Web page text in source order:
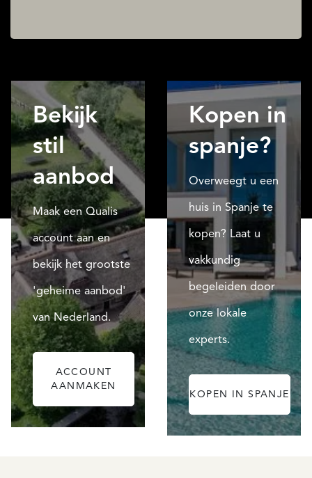
Bekijk
stil
aanbod
Maak een Qualis
account aan en
bekijk het grootste
'geheime aanbod'
van Nederland.
ACCOUNT
AANMAKEN
Kopen in
spanje?
Overweegt u een
huis in Spanje te
kopen? Laat u
vakkundig
begeleiden door
onze lokale
experts.
KOPEN IN SPANJE